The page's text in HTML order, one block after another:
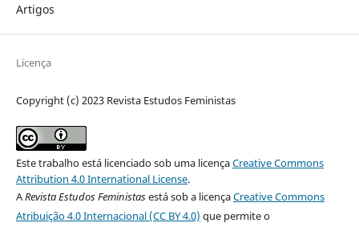
Artigos
Licença
Copyright (c) 2023 Revista Estudos Feministas
Este trabalho está licenciado sob uma licençaCreative Commons
Attribution 4.0 International License.
ARevista Estudos Feministasestá sob a licençaCreative Commons
Atribuição 4.0 Internacional (CC BY 4.0) que permite o